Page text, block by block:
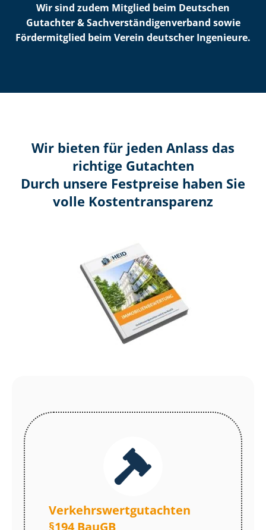
Wir sind zudem Mitglied beim Deutschen
Gutachter & Sach­ver­stän­di­gen­ver­band sowie
Fördermitglied beim Verein deutscher Ingenieure.
Wir bieten für jeden Anlass das
richtige Gutachten
Durch unsere Festpreise haben Sie
volle Kosten­transparenz
Ver­kehrs­wert­gut­ach­ten
§194 BauGB